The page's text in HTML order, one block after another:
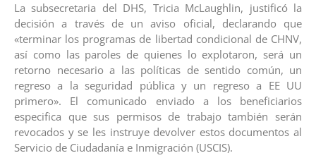
La subsecretaria del DHS, Tricia McLaughlin, justificó la
decisión a través de un aviso oficial, declarando que
«terminar los programas de libertad condicional de CHNV,
así como las paroles de quienes lo explotaron, será un
retorno necesario a las políticas de sentido común, un
regreso a la seguridad pública y un regreso a EE UU
primero». El comunicado enviado a los beneficiarios
especifica que sus permisos de trabajo también serán
revocados y se les instruye devolver estos documentos al
Servicio de Ciudadanía e Inmigración (USCIS).